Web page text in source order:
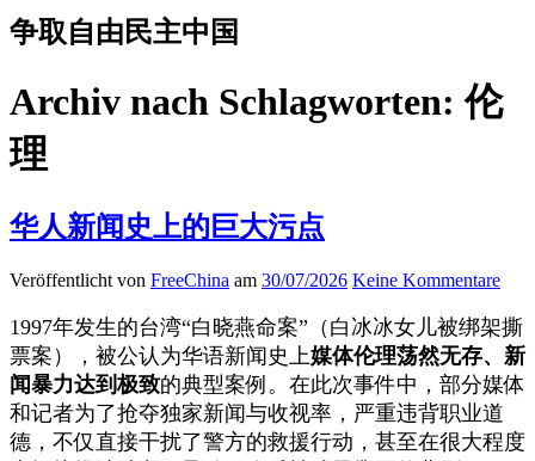
争取自由民主中国
Archiv nach Schlagworten:伦
理
华人新闻史上的巨大污点
Veröffentlicht von FreeChina am 30/07/2026 Keine Kommentare
1997年发生的台湾“白晓燕命案”（白冰冰女儿被绑架撕
票案），被公认为华语新闻史上媒体伦理荡然无存、新
闻暴力达到极致的典型案例。在此次事件中，部分媒体
和记者为了抢夺独家新闻与收视率，严重违背职业道
德，不仅直接干扰了警方的救援行动，甚至在很大程度